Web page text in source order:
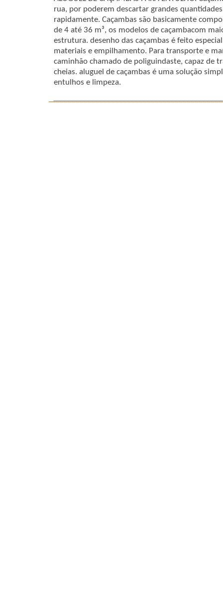
rua, por poderem descartar grandes
rapidamente. Caçambas são basicamente
de 4 até 36 m³, os modelos de caçambacom
estrutura. desenho das caçambas é feito
materiais e empilhamento. Para transporte e
caminhão chamado de poliguindaste, capaz de
cheias. aluguel de caçambas é uma solução
entulhos e limpeza.